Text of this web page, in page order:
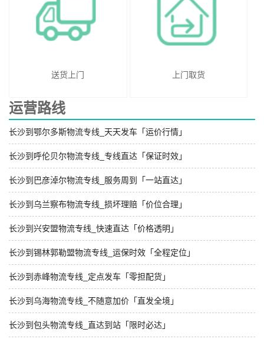
送货上门 上门取货
运营路线
长沙到鄂尔多斯物流专线_天天发车「运价行情」
长沙到呼伦贝尔物流专线_专线直达「保证时效」
长沙到巴彦淖尔物流专线_服务周到「一站直达」
长沙到乌兰察布物流专线_损坏理赔「价位合理」
长沙到兴安盟物流专线_快速直达「价格透明」
长沙到锡林郭勒盟物流专线_运保时效「全程定位」
长沙到赤峰物流专线_定点发车「零担配货」
长沙到乌海物流专线_不随意加价「直发全境」
长沙到包头物流专线_直达到站「限时必达」